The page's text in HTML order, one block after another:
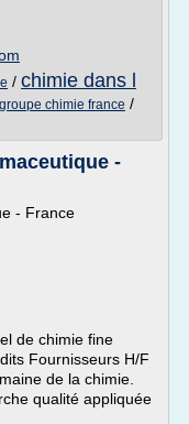
/ chimie dans l
chimie france /
-
- France
de chimie fine
Fournisseurs H/F
de la chimie.
qualité appliquée